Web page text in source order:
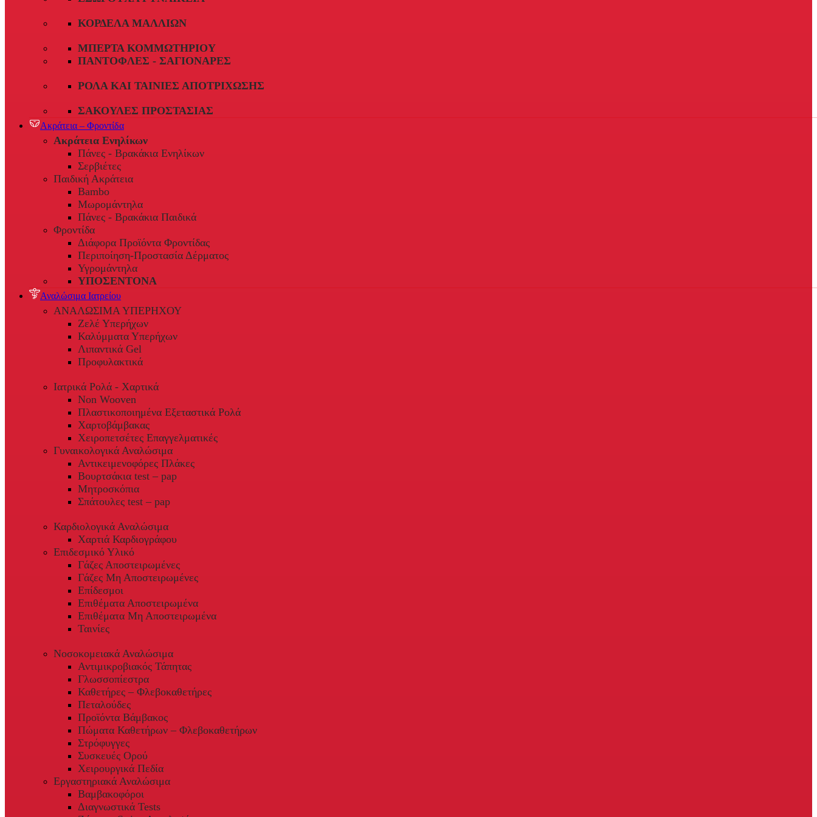
ΚΟΡΔΈΛΑ ΜΑΛΛΙΏΝ
ΜΠΈΡΤΑ ΚΟΜΜΩΤΗΡΊΟΥ
ΠΑΝΤΌΦΛΕΣ - ΣΑΓΙΟΝΆΡΕΣ
ΡΟΛΆ ΚΑΙ ΤΑΙΝΊΕΣ ΑΠΟΤΡΊΧΩΣΗΣ
ΣΑΚΟΎΛΕΣ ΠΡΟΣΤΑΣΊΑΣ
Ακράτεια – Φροντίδα
Ακράτεια Ενηλίκων
Πάνες - Βρακάκια Ενηλίκων
Σερβιέτες
Παιδική Ακράτεια
Bambo
Μωρομάντηλα
Πάνες - Βρακάκια Παιδικά
Φροντίδα
Διάφορα Προϊόντα Φροντίδας
Περιποίηση-Προστασία Δέρματος
Υγρομάντηλα
ΥΠΟΣΕΝΤΟΝΑ
Αναλώσιμα Ιατρείου
ΑΝΑΛΩΣΙΜΑ ΥΠΕΡΗΧΟΥ
Ζελέ Υπερήχων
Καλύμματα Υπερήχων
Λιπαντικά Gel
Προφυλακτικά
Ιατρικά Ρολά - Χαρτικά
Non Wooven
Πλαστικοποιημένα Εξεταστικά Ρολά
Χαρτοβάμβακας
Χειροπετσέτες Επαγγελματικές
Γυναικολογικά Αναλώσιμα
Αντικειμενοφόρες Πλάκες
Βουρτσάκια test – pap
Μητροσκόπια
Σπάτουλες test – pap
Καρδιολογικά Αναλώσιμα
Χαρτιά Καρδιογράφου
Επιδεσμικό Υλικό
Γάζες Αποστειρωμένες
Γάζες Μη Αποστειρωμένες
Επίδεσμοι
Επιθέματα Αποστειρωμένα
Επιθέματα Μη Αποστειρωμένα
Ταινίες
Νοσοκομειακά Αναλώσιμα
Αντιμικροβιακός Τάπητας
Γλωσσοπίεστρα
Καθετήρες – Φλεβοκαθετήρες
Πεταλούδες
Προϊόντα Βάμβακος
Πώματα Καθετήρων – Φλεβοκαθετήρων
Στρόφυγγες
Συσκευές Ορού
Χειρουργικά Πεδία
Εργαστηριακά Αναλώσιμα
Βαμβακοφόροι
Διαγνωστικά Tests